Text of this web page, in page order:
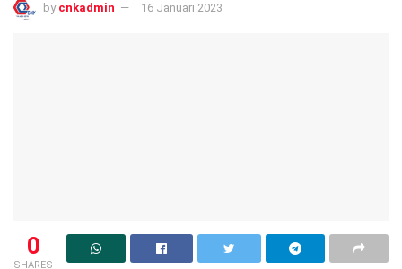
by cnkadmin 16 Januari 2023
0
SHARES